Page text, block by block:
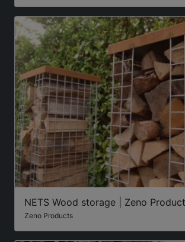
NETS Wood storage | Zeno
Zeno Products